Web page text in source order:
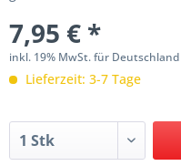
7,95 € *
inkl. 19% MwSt. für Deutschland
Lieferzeit: 3-7 Tage